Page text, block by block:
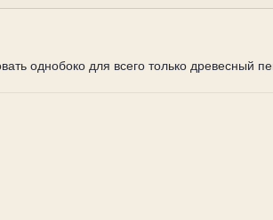
однобоко для всего только древесный